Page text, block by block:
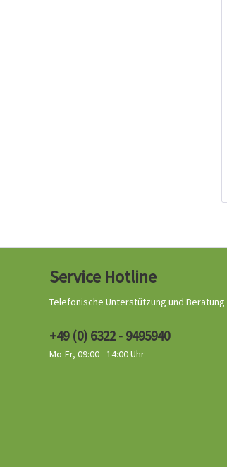
Service Hotline
Telefonische Unterstützung und Beratung
+49 (0) 6322 - 9495940
Mo-Fr, 09:00 - 14:00 Uhr